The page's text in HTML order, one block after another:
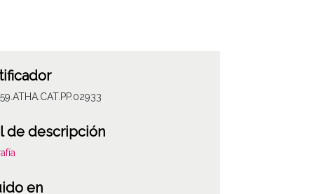
de descripción
en